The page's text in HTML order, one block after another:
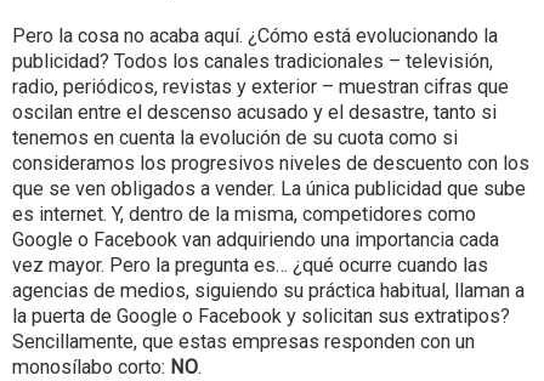
Pero la cosa no acaba aquí. ¿Cómo está evolucionando la
publicidad? Todos los canales tradicionales – televisión,
radio, periódicos, revistas y exterior – muestran cifras que
oscilan entre el descenso acusado y el desastre, tanto si
tenemos en cuenta la evolución de su cuota como si
consideramos los progresivos niveles de descuento con los
que se ven obligados a vender. La única publicidad que sube
es internet. Y, dentro de la misma, competidores como
Google o Facebook van adquiriendo una importancia cada
vez mayor. Pero la pregunta es… ¿qué ocurre cuando las
agencias de medios, siguiendo su práctica habitual, llaman a
la puerta de Google o Facebook y solicitan sus extratipos?
Sencillamente, que estas empresas responden con un
monosílabo corto: NO.